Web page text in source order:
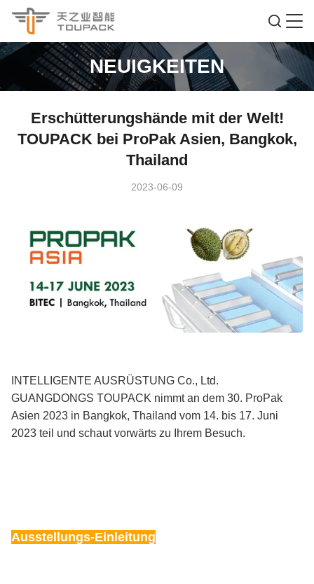
NEUIGKEITEN
Erschütterungshände mit der Welt!
TOUPACK bei ProPak Asien, Bangkok,
Thailand
2023-06-09
INTELLIGENTE AUSRÜSTUNG Co., Ltd.
GUANGDONGS TOUPACK nimmt an dem 30. ProPak
Asien 2023 in Bangkok, Thailand vom 14. bis 17. Juni
2023 teil und schaut vorwärts zu Ihrem Besuch.
Ausstellungs-Einleitung